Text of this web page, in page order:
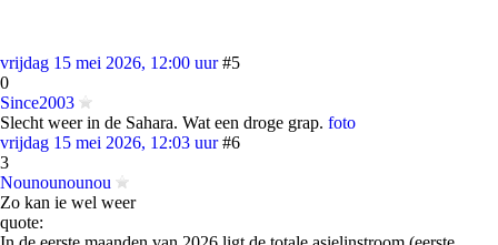
vrijdag 15 mei 2026, 12:00 uur #5
0
Since2003
Slecht weer in de Sahara. Wat een droge grap. foto
vrijdag 15 mei 2026, 12:03 uur #6
3
Nounounounou
Zo kan ie wel weer
quote: